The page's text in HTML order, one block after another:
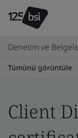
Denetim ve
Tümünü görüntüle
Client